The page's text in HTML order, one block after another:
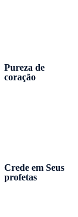
Pureza de
coração
Crede em Seus
profetas